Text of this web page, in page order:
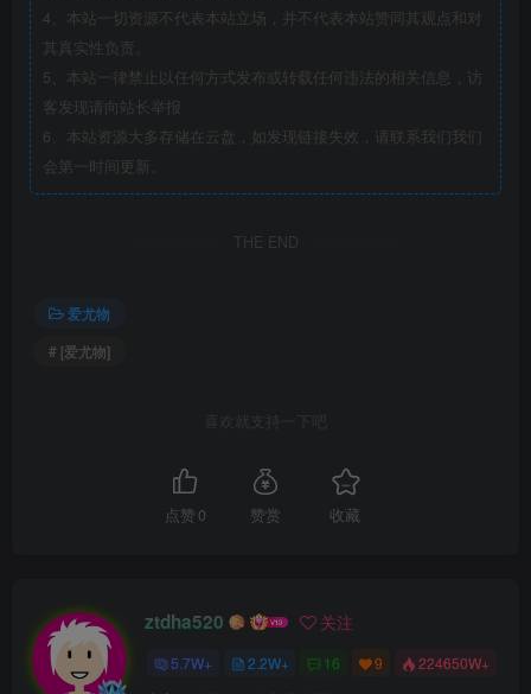
4、本站一切资源不代表本站立场，并不代表本站赞同其观点和对
其真实性负责。
5、本站一律禁止以任何方式发布或转载任何违法的相关信息，访
客发现请向站长举报
6、本站资源大多存储在云盘，如发现链接失效，请联系我们我们
会第一时间更新。
THE END
爱尤物
# [爱尤物]
喜欢就支持一下吧
点赞 0 赞赏 收藏
ztdha520 关注
5.7W+ 2.2W+ 16 9 224650W+